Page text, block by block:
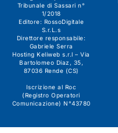
Tribunale di Sassari n°
1/2018
Editore: RossoDigitale
S.r.L.s
Direttore responsabile:
Gabriele Serra
Hosting Keliweb s.r.l – Via
Bartolomeo Diaz, 35,
87036 Rende (CS)
Iscrizione al Roc
(Registro Operatori
Comunicazione) N°43780